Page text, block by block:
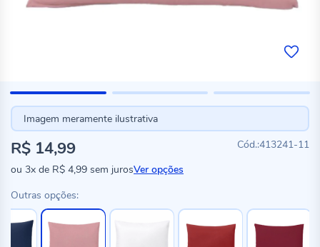
Imagem meramente ilustrativa
413241-11
R$ 14,99
ou 3x de R$ 4,99 sem jurosVer opções
Outras opções: